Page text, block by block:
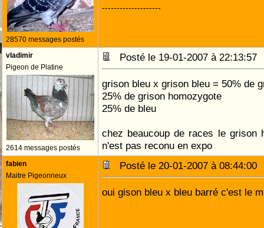
28570 messages postés
--------------------
vladimir
Pigeon de Platine
2614 messages postés
Posté le 19-01-2007 à
grison bleu x grison bleu = 50% de
25% de grison homozygote
25% de bleu
chez beaucoup de races le grison
n'est pas reconu en expo
fabien
Maitre Pigeonneux
Posté le 20-01-2007 à
oui gison bleu x bleu barré c'est le